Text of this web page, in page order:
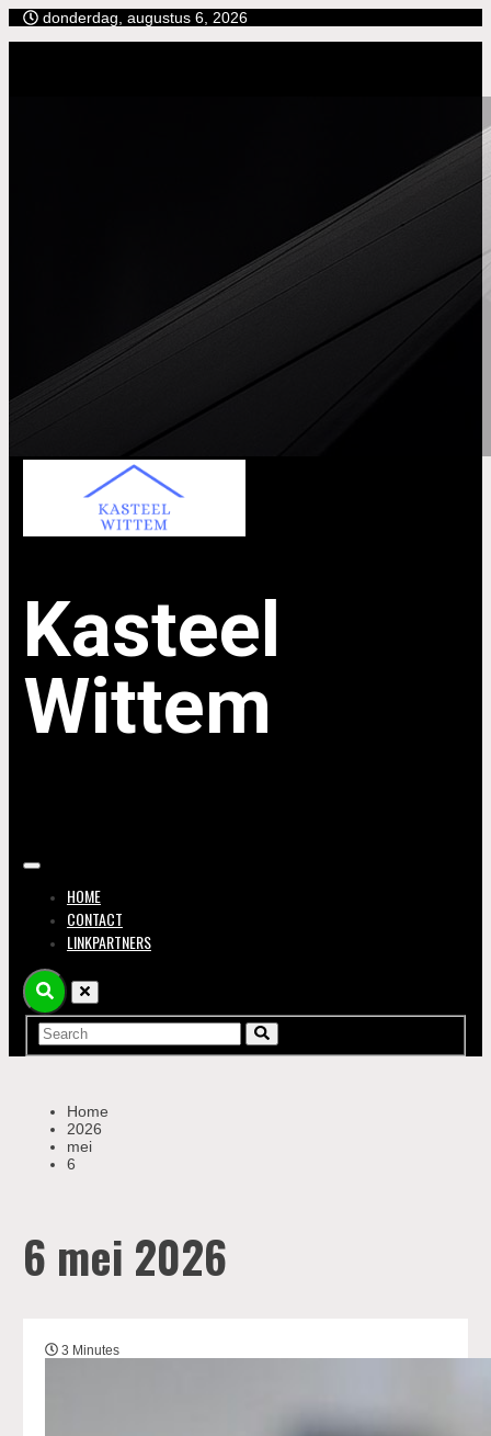
Ga donderdag, augustus 6, 2026
Kasteel
Wittem
HOME
CONTACT
LINKPARTNERS
Home
2026
mei
6
6 mei 2026
3 Minutes